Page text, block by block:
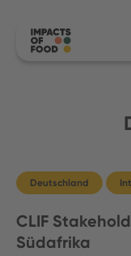
Deutschland
CLIF
Südafrika